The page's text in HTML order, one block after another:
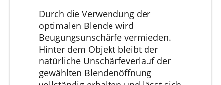
Durch die Verwendung der
optimalen Blende wird
Beugungsunschärfe vermieden.
Hinter dem Objekt bleibt der
natürliche Unschärfeverlauf der
gewählten Blendenöffnung